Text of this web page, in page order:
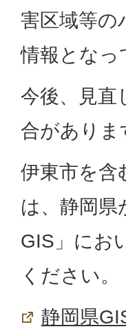
害区域等の
情報となっ
今後、見直
合がありま
伊東市を含
は、静岡県
GIS」にお
ください。
静岡県